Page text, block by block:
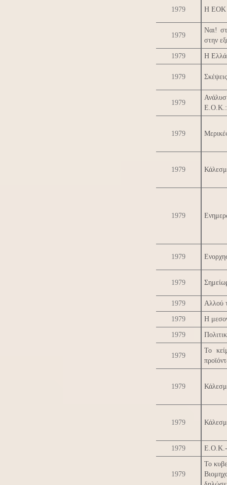
1979 Η ΕΟΚ
1979
Ναι!
στην
1979 Η
1979
1979
Ε.Ο.Κ.:
1979
1979
1979
1979
1979
1979 Αλλού
1979 Η
1979
1979
Το
1979
1979
1979 Ε.Ο.Κ.-
1979
Το